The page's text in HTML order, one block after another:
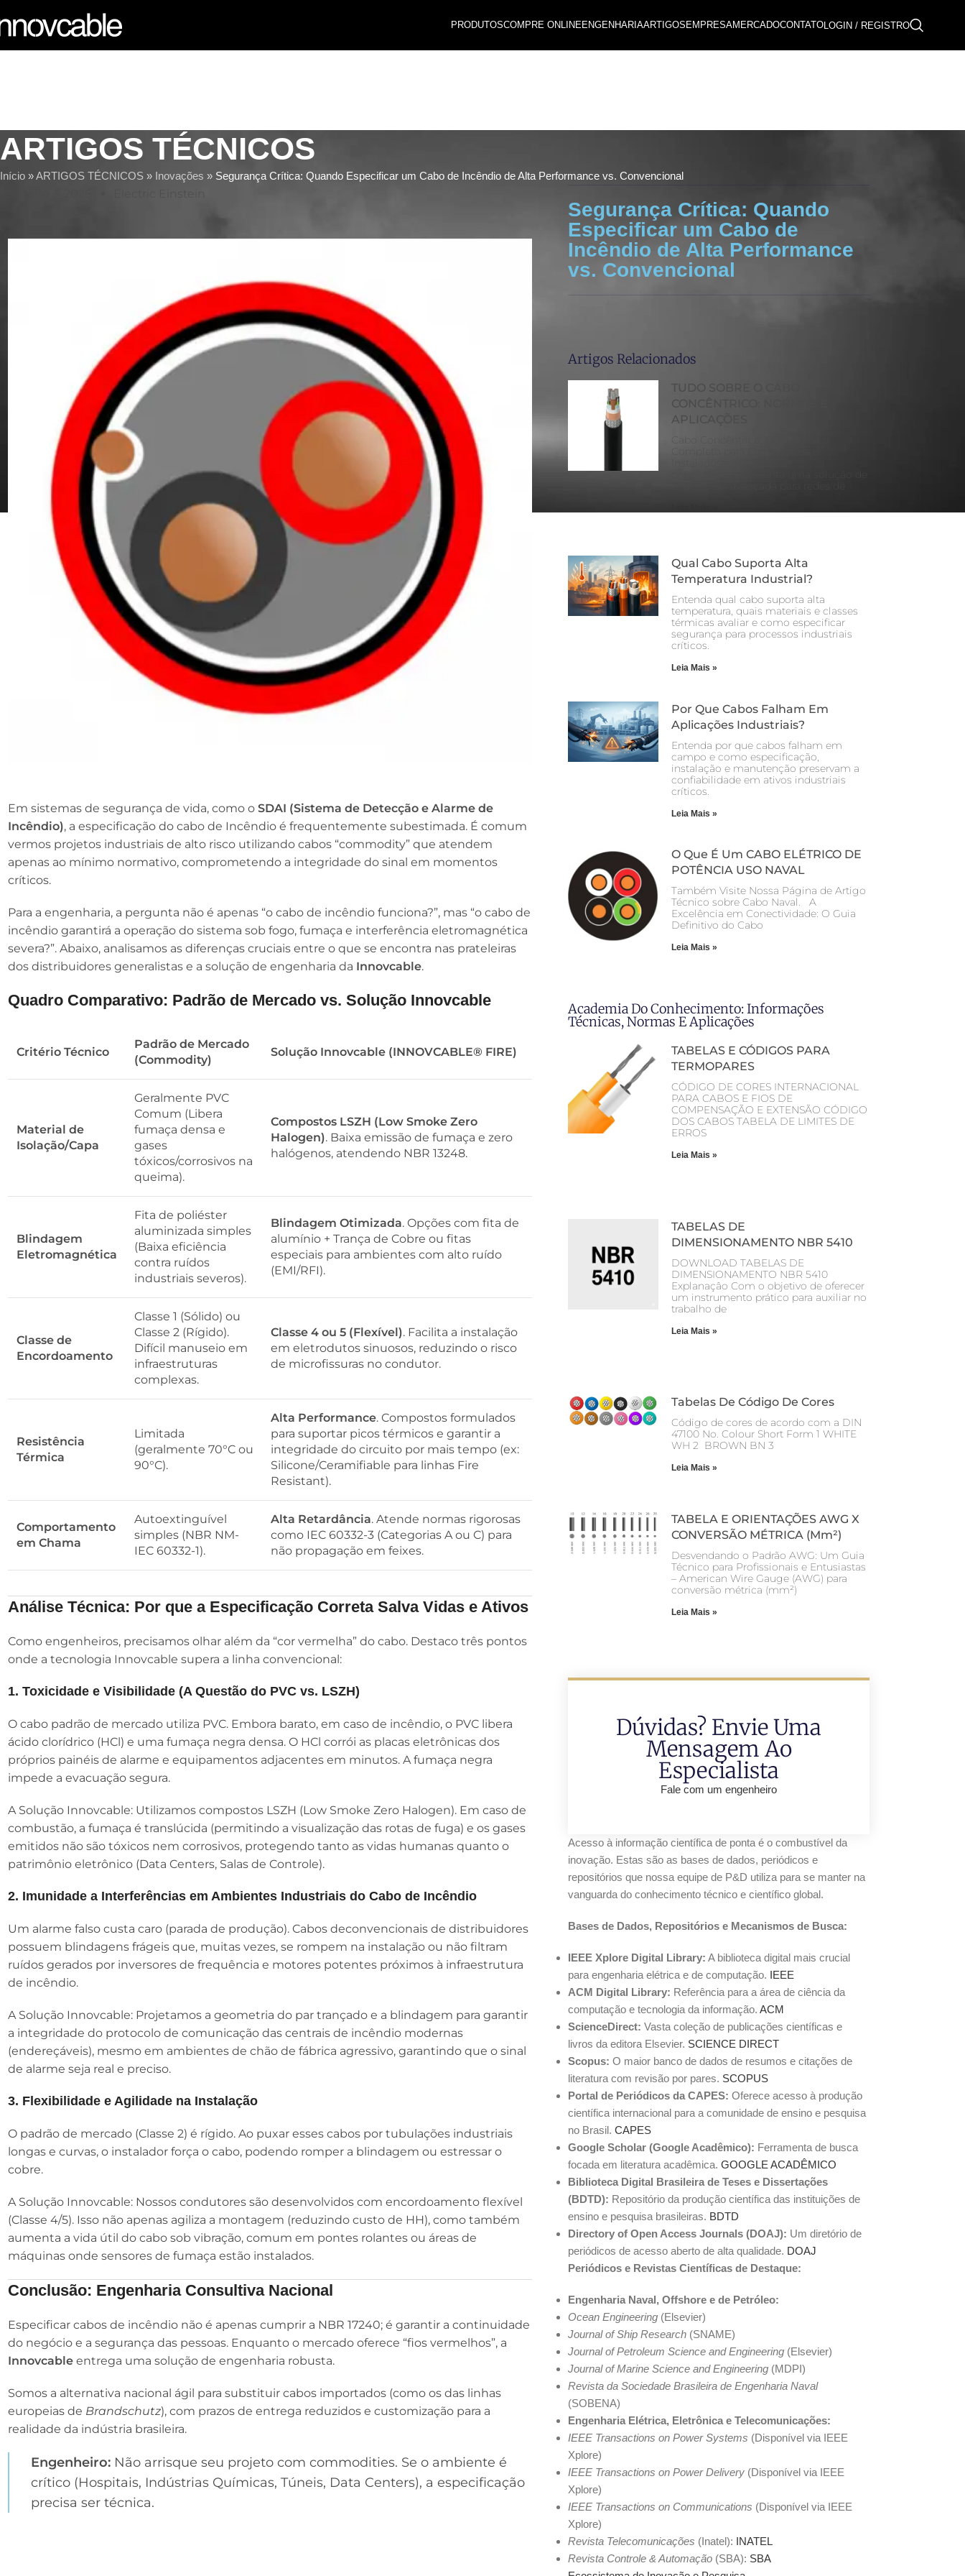
PRODUTOSCOMPRE ONLINEENGENHARIAARTIGOS EMPRESAMERCADOCONTATOLOGIN / REGISTRO
ARTIGOS TÉCNICOS
Início »ARTIGOS TÉCNICOS » Inovações » Segurança Crítica: Quando Especificar um Cabo de Incêndio de Alta Performance vs. Convencional
Em sistemas de segurança de vida, como o SDAI (Sistema de Detecção e Alarme de
Incêndio), a especificação do cabo de Incêndio é frequentemente subestimada. É comum
vermos projetos industriais de alto risco utilizando cabos “commodity” que atendem
apenas ao mínimo normativo, comprometendo a integridade do sinal em momentos
críticos.
Para a engenharia, a pergunta não é apenas “o cabo de incêndio funciona?”, mas “o cabo de
incêndio garantirá a operação do sistema sob fogo, fumaça e interferência eletromagnética
severa?”. Abaixo, analisamos as diferenças cruciais entre o que se encontra nas prateleiras
dos distribuidores generalistas e a solução de engenharia da Innovcable.
Quadro Comparativo: Padrão de Mercado vs. Solução Innovcable
Critério Técnico
Padrão de Mercado
(Commodity)
Solução Innovcable (INNOVCABLE® FIRE)
Material de
Isolação/Capa
Geralmente PVC
Comum (Libera
fumaça densa e
gases
tóxicos/corrosivos na
queima).
Compostos LSZH (Low Smoke Zero
Halogen). Baixa emissão de fumaça e zero
halógenos, atendendo NBR 13248.
Blindagem
Eletromagnética
Fita de poliéster
aluminizada simples
(Baixa eficiência
contra ruídos
industriais severos).
Blindagem Otimizada. Opções com fita de
alumínio + Trança de Cobre ou fitas
especiais para ambientes com alto ruído
(EMI/RFI).
Classe de
Encordoamento
Classe 1 (Sólido) ou
Classe 2 (Rígido).
Difícil manuseio em
infraestruturas
complexas.
Classe 4 ou 5 (Flexível). Facilita a instalação
em eletrodutos sinuosos, reduzindo o risco
de microfissuras no condutor.
Resistência
Térmica
Limitada
(geralmente 70°C ou
90°C).
Alta Performance. Compostos formulados
para suportar picos térmicos e garantir a
integridade do circuito por mais tempo (ex:
Silicone/Ceramifiable para linhas Fire
Resistant).
Comportamento
em Chama
Autoextinguível
simples (NBR NM-
IEC 60332-1).
Alta Retardância. Atende normas rigorosas
como IEC 60332-3 (Categorias A ou C) para
não propagação em feixes.
Análise Técnica: Por que a Especificação Correta Salva Vidas e Ativos
Como engenheiros, precisamos olhar além da “cor vermelha” do cabo. Destaco três pontos
onde a tecnologia Innovcable supera a linha convencional:
1. Toxicidade e Visibilidade (A Questão do PVC vs. LSZH)
O cabo padrão de mercado utiliza PVC. Embora barato, em caso de incêndio, o PVC libera
ácido clorídrico (HCl) e uma fumaça negra densa. O HCl corrói as placas eletrônicas dos
próprios painéis de alarme e equipamentos adjacentes em minutos. A fumaça negra
impede a evacuação segura.
A Solução Innovcable: Utilizamos compostos LSZH (Low Smoke Zero Halogen). Em caso de
combustão, a fumaça é translúcida (permitindo a visualização das rotas de fuga) e os gases
emitidos não são tóxicos nem corrosivos, protegendo tanto as vidas humanas quanto o
patrimônio eletrônico (Data Centers, Salas de Controle).
2. Imunidade a Interferências em Ambientes Industriais do Cabo de Incêndio
Um alarme falso custa caro (parada de produção). Cabos deconvencionais de distribuidores
possuem blindagens frágeis que, muitas vezes, se rompem na instalação ou não filtram
ruídos gerados por inversores de frequência e motores potentes próximos à infraestrutura
de incêndio.
A Solução Innovcable: Projetamos a geometria do par trançado e a blindagem para garantir
a integridade do protocolo de comunicação das centrais de incêndio modernas
(endereçáveis), mesmo em ambientes de chão de fábrica agressivo, garantindo que o sinal
de alarme seja real e preciso.
3. Flexibilidade e Agilidade na Instalação
O padrão de mercado (Classe 2) é rígido. Ao puxar esses cabos por tubulações industriais
longas e curvas, o instalador força o cabo, podendo romper a blindagem ou estressar o
cobre.
A Solução Innovcable: Nossos condutores são desenvolvidos com encordoamento flexível
(Classe 4/5). Isso não apenas agiliza a montagem (reduzindo custo de HH), como também
aumenta a vida útil do cabo sob vibração, comum em pontes rolantes ou áreas de
máquinas onde sensores de fumaça estão instalados.
Conclusão: Engenharia Consultiva Nacional
Especificar cabos de incêndio não é apenas cumprir a NBR 17240; é garantir a continuidade
do negócio e a segurança das pessoas. Enquanto o mercado oferece “fios vermelhos”, a
Innovcable entrega uma solução de engenharia robusta.
Somos a alternativa nacional ágil para substituir cabos importados (como os das linhas
europeias de Brandschutz), com prazos de entrega reduzidos e customização para a
realidade da indústria brasileira.
Engenheiro: Não arrisque seu projeto com commodities. Se o ambiente é
crítico (Hospitais, Indústrias Químicas, Túneis, Data Centers), a especificação
precisa ser técnica.
Segurança Crítica: Quando
Especificar um Cabo de
Incêndio de Alta Performance
vs. Convencional
Artigos Relacionados
TUDO SOBRE O CABO
CONCÊNTRICO: NORMAS E
APLICAÇÕES
Qual Cabo Suporta Alta
Temperatura Industrial?
Entenda qual cabo suporta alta
temperatura, quais materiais e classes
térmicas avaliar e como especificar
segurança para processos industriais
críticos.
Leia Mais »
Por Que Cabos Falham Em
Aplicações Industriais?
Entenda por que cabos falham em
campo e como especificação,
instalação e manutenção preservam a
confiabilidade em ativos industriais
críticos.
Leia Mais »
O Que É Um CABO ELÉTRICO DE
POTÊNCIA USO NAVAL
Também Visite Nossa Página de Artigo
Técnico sobre Cabo Naval. A
Excelência em Conectividade: O Guia
Definitivo do Cabo
Leia Mais »
Academia Do Conhecimento: Informações
Técnicas, Normas E Aplicações
TABELAS E CÓDIGOS PARA
TERMOPARES
CÓDIGO DE CORES INTERNACIONAL
PARA CABOS E FIOS DE
COMPENSAÇÃO E EXTENSÃO CÓDIGO
DOS CABOS TABELA DE LIMITES DE
ERROS
Leia Mais »
TABELAS DE
DIMENSIONAMENTO NBR 5410
DOWNLOAD TABELAS DE
DIMENSIONAMENTO NBR 5410
Explanaçâo Com o objetivo de oferecer
um instrumento prático para auxiliar no
trabalho de
Leia Mais »
Tabelas De Código De Cores
Código de cores de acordo com a DIN
47100 No. Colour Short Form 1 WHITE
WH 2 BROWN BN 3
Leia Mais »
TABELA E ORIENTAÇÕES AWG X
CONVERSÃO MÉTRICA (mm²)
Desvendando o Padrão AWG: Um Guia
Técnico para Profissionais e Entusiastas
– American Wire Gauge (AWG) para
conversão métrica (mm²)
Leia Mais »
Dúvidas? Envie Uma
Mensagem Ao
Especialista
Fale com um engenheiro
Acesso à informação científica de ponta é o combustível da
inovação. Estas são as bases de dados, periódicos e
repositórios que nossa equipe de P&D utiliza para se manter na
vanguarda do conhecimento técnico e científico global.
Bases de Dados, Repositórios e Mecanismos de Busca:
IEEE Xplore Digital Library: A biblioteca digital mais crucial
para engenharia elétrica e de computação. IEEE
ACM Digital Library: Referência para a área de ciência da
computação e tecnologia da informação. ACM
ScienceDirect: Vasta coleção de publicações científicas e
livros da editora Elsevier. SCIENCE DIRECT
Scopus: O maior banco de dados de resumos e citações de
literatura com revisão por pares. SCOPUS
Portal de Periódicos da CAPES: Oferece acesso à produção
científica internacional para a comunidade de ensino e pesquisa
no Brasil. CAPES
Google Scholar (Google Acadêmico): Ferramenta de busca
focada em literatura acadêmica. GOOGLE ACADÊMICO
Biblioteca Digital Brasileira de Teses e Dissertações
(BDTD): Repositório da produção científica das instituições de
ensino e pesquisa brasileiras. BDTD
Directory of Open Access Journals (DOAJ): Um diretório de
periódicos de acesso aberto de alta qualidade. DOAJ
Periódicos e Revistas Científicas de Destaque:
Engenharia Naval, Offshore e de Petróleo:
Ocean Engineering (Elsevier)
Journal of Ship Research (SNAME)
Journal of Petroleum Science and Engineering (Elsevier)
Journal of Marine Science and Engineering (MDPI)
Revista da Sociedade Brasileira de Engenharia Naval
(SOBENA)
Engenharia Elétrica, Eletrônica e Telecomunicações:
IEEE Transactions on Power Systems (Disponível via IEEE
Xplore)
IEEE Transactions on Power Delivery (Disponível via IEEE
Xplore)
IEEE Transactions on Communications (Disponível via IEEE
Xplore)
Revista Telecomunicações (Inatel): INATEL
Revista Controle & Automação (SBA): SBA